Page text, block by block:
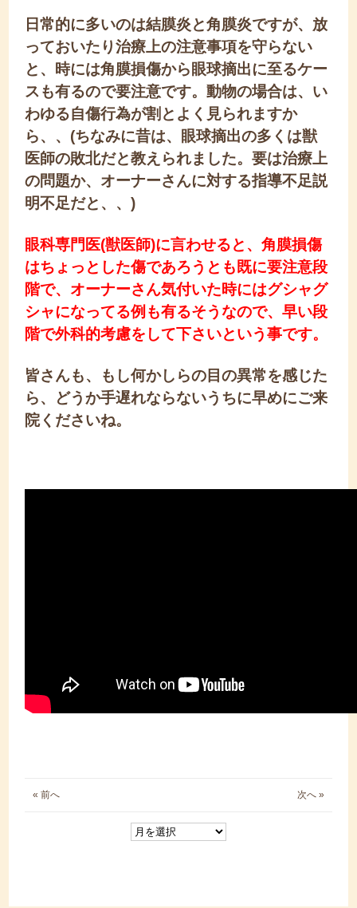
日常的に多いのは結膜炎と角膜炎ですが、放
っておいたり治療上の注意事項を守らない
と、時には角膜損傷から眼球摘出に至るケー
スも有るので要注意です。動物の場合は、い
わゆる自傷行為が割とよく見られますか
ら、、(ちなみに昔は、眼球摘出の多くは獣
医師の敗北だと教えられました。要は治療上
の問題か、オーナーさんに対する指導不足説
明不足だと、、)
眼科専門医(獣医師)に言わせると、角膜損傷
はちょっとした傷であろうとも既に要注意段
階で、オーナーさん気付いた時にはグシャグ
シャになってる例も有るそうなので、早い段
階で外科的考慮をして下さいという事です。
皆さんも、もし何かしらの目の異常を感じた
ら、どうか手遅れならないうちに早めにご来
院くださいね。
« 前へ 次へ »